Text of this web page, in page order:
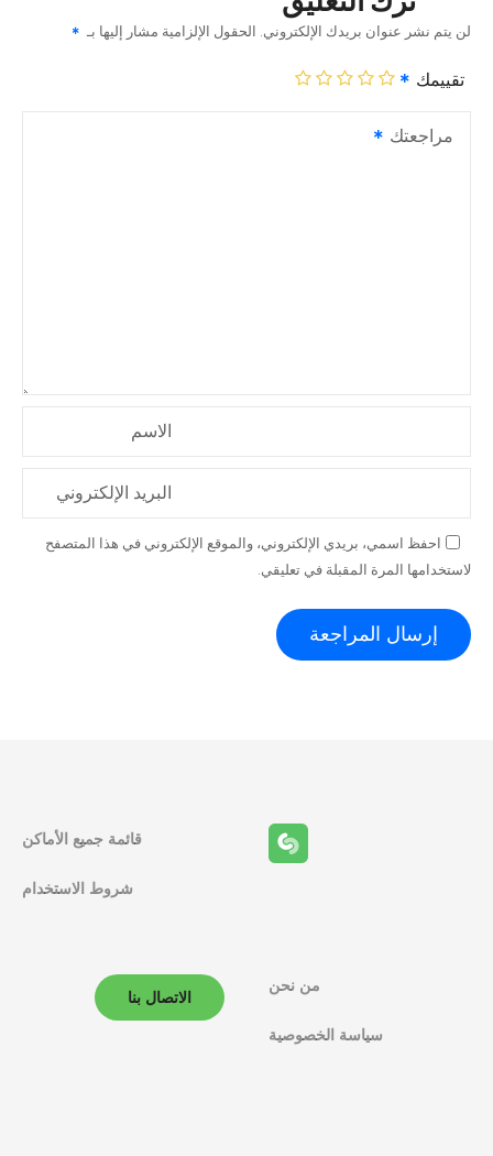
لن يتم نشر عنوان بريدك الإلكتروني. الحقول الإلزامية مشار إليها بـ
تقييمك
مراجعتك
الاسم
البريد الإلكتروني
احفظ اسمي، بريدي الإلكتروني، والموقع الإلكتروني في هذا المتصفح
لاستخدامها المرة المقبلة في تعليقي.
قائمة جميع الأماكن
شروط الاستخدام
من نحن
سياسة الخصوصية
الاتصال بنا